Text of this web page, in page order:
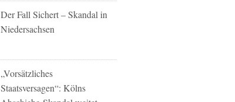
Der Fall Sichert – Skandal in
Niedersachsen
„Vorsätzliches
Staatsversagen“: Kölns